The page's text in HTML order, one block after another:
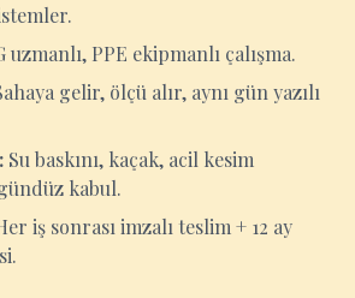
uzmanlı, PPE ekipmanlı çalışma.
gelir, ölçü alır, aynı gün yazılı
Su baskını, kaçak, acil kesim
kabul.
iş sonrası imzalı teslim + 12 ay